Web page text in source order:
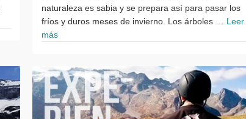
naturaleza es sabia y se prepara así para pasar los
fríos y duros meses de invierno. Los árboles … Leer
más